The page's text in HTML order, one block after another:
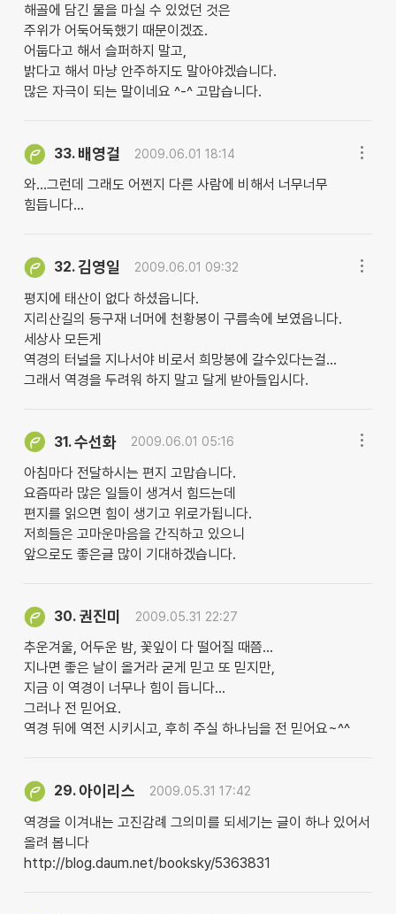
해골에 담긴 물을 마실 수 있었던 것은
주위가 어둑어둑했기 때문이겠죠.
어둡다고 해서 슬퍼하지 말고,
밝다고 해서 마냥 안주하지도 말아야겠습니다.
많은 자극이 되는 말이네요 ^-^ 고맙습니다.
33. 배영걸 2009.06.01 18:14
와...그런데 그래도 어쩐지 다른 사람에 비해서 너무너무
힘듭니다...
32.김영일 2009.06.01 09:32
평지에 태산이 없다 하셨읍니다.
지리산길의 등구재 너머에 천황봉이 구름속에 보였읍니다.
세상사 모든게
역경의 터널을 지나서야 비로서 희망봉에 갈수있다는걸...
그래서 역경을 두려워 하지 말고 달게 받아들입시다.
31.수선화 2009.06.01 05:16
아침마다 전달하시는 편지 고맙습니다.
요즘따라 많은 일들이 생겨서 힘드는데
편지를 읽으면 힘이 생기고 위로가됩니다.
저희들은 고마운마음을 간직하고 있으니
앞으로도 좋은글 많이 기대하겠습니다.
30. 권진미 2009.05.31 22:27
추운겨울, 어두운 밤, 꽃잎이 다 떨어질 때쯤...
지나면 좋은 날이 올거라 굳게 믿고 또 믿지만,
지금 이 역경이 너무나 힘이 듭니다...
그러나 전 믿어요.
역경 뒤에 역전 시키시고, 후히 주실 하나님을 전 믿어요~^^
29. 아이리스 2009.05.31 17:42
역경을 이겨내는 고진감례 그의미를 되세기는 글이 하나 있어서
올려 봅니다
http://blog.daum.net/booksky/5363831